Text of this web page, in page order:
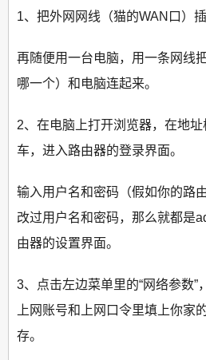
1、把外网网线（猫的WAN口）
再随便用一台电脑，用一条网线
哪一个）和电脑连起来。
2、在电脑上打开浏览器，在地
车，进入路由器的登录界面。
输入用户名和密码（假如你的路
改过用户名和密码，那么就都是
由器的设置界面。
3、点击左边菜单里的“网络参数”
上网账号和上网口令里填上你家
存。